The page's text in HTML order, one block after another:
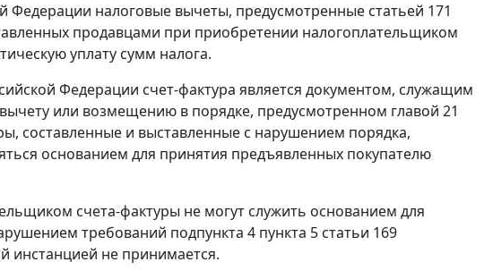
Федерации налоговые вычеты, предусмотренные статьей 171
продавцами при приобретении налогоплательщиком
уплату сумм налога.
Федерации счет-фактура является документом, служащим
или возмещению в порядке, предусмотренном главой 21
составленные и выставленные с нарушением порядка,
основанием для принятия предъявленных покупателю
счета-фактуры не могут служить основанием для
требований подпункта 4 пункта 5 статьи 169
инстанцией не принимается.